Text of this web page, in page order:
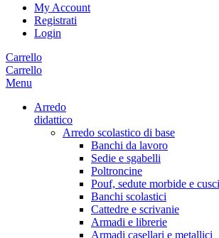
My Account
Registrati
Login
Carrello
Carrello
Menu
Arredo
didattico
Arredo scolastico di base
Banchi da lavoro
Sedie e sgabelli
Poltroncine
Pouf, sedute morbide e
Banchi scolastici
Cattedre e scrivanie
Armadi e librerie
Armadi casellari e metallici